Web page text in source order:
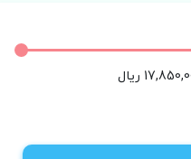
ریال